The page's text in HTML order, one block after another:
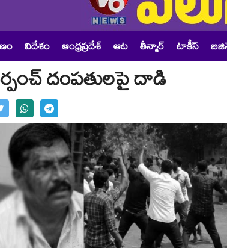
విదేశం ఆంధ్రప్రదేశ్ ఆట తీన్మార్ టాకీస్
దంపతులపై దాడి